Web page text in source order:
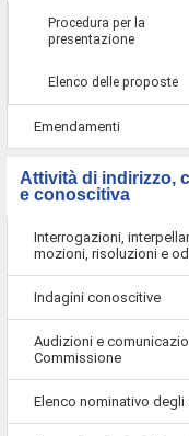
Procedura per la
presentazione
Elenco delle proposte
Emendamenti
Attività di indirizzo,
e conoscitiva
Interrogazioni,
mozioni, risoluzioni e
Indagini conoscitive
Audizioni e
Commissione
Elenco nominativo degli